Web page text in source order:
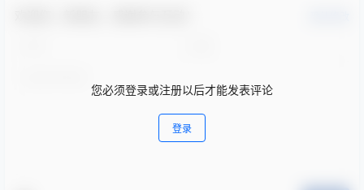
您必须登录或注册以后才能发表评论
登录